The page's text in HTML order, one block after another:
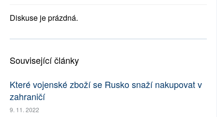
Diskuse je prázdná.
Související články
Které vojenské zboží se Rusko snaží nakupovat v
zahraničí
9. 11. 2022